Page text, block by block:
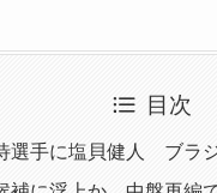
目次
手に塩貝健人 ブラ